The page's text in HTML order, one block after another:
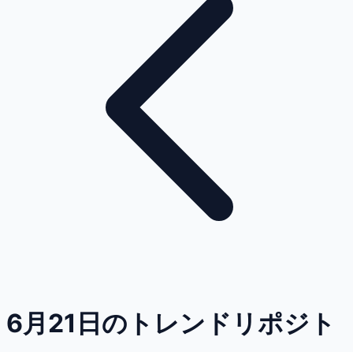
6月21日のトレンドリポジト